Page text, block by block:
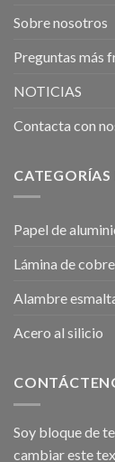
Sobre nosotros
Preguntas más
NOTICIAS
Contacta con
Papel de
Lámina de cobre
Alambre
Acero al silicio
Soy bloque de
cambiar este